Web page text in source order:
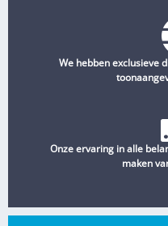
We hebben exclusieve
Onze ervaring in alle
maken